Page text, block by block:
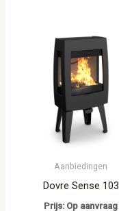
Aanbiedingen
Dovre Sense 103
Prijs: Op aanvraag